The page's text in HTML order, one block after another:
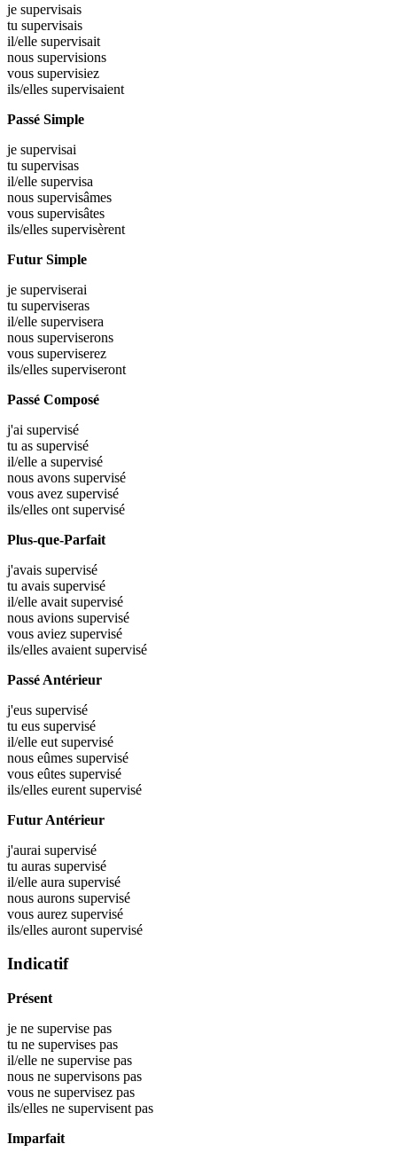
je supervisais
tu supervisais
il/elle supervisait
nous supervisions
vous supervisiez
ils/elles supervisaient
Passé Simple
je supervisai
tu supervisas
il/elle supervisa
nous supervisâmes
vous supervisâtes
ils/elles supervisèrent
Futur Simple
je superviserai
tu superviseras
il/elle supervisera
nous superviserons
vous superviserez
ils/elles superviseront
Passé Composé
j'ai supervisé
tu as supervisé
il/elle a supervisé
nous avons supervisé
vous avez supervisé
ils/elles ont supervisé
Plus-que-Parfait
j'avais supervisé
tu avais supervisé
il/elle avait supervisé
nous avions supervisé
vous aviez supervisé
ils/elles avaient supervisé
Passé Antérieur
j'eus supervisé
tu eus supervisé
il/elle eut supervisé
nous eûmes supervisé
vous eûtes supervisé
ils/elles eurent supervisé
Futur Antérieur
j'aurai supervisé
tu auras supervisé
il/elle aura supervisé
nous aurons supervisé
vous aurez supervisé
ils/elles auront supervisé
Indicatif
Présent
je ne supervise pas
tu ne supervises pas
il/elle ne supervise pas
nous ne supervisons pas
vous ne supervisez pas
ils/elles ne supervisent pas
Imparfait